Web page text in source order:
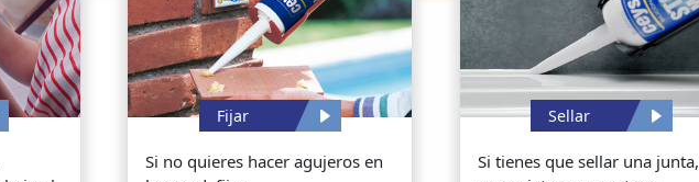
Fijar
Si no quieres hacer agujeros en
Sellar
Si tienes que sellar una junta,